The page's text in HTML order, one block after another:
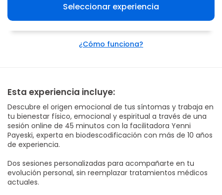
Seleccionar experiencia
¿Cómo funciona?
Esta experiencia incluye:
Descubre el origen emocional de tus síntomas y trabaja en
tu bienestar físico, emocional y espiritual a través de una
sesión online de 45 minutos con la facilitadora Yenni
Payeski, experta en biodescodificación con más de 10 años
de experiencia.
Dos sesiones personalizadas para acompañarte en tu
evolución personal, sin reemplazar tratamientos médicos
actuales.